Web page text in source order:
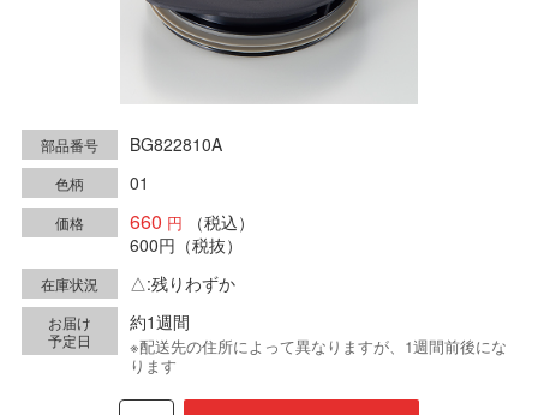
部品番号 BG822810A
色柄 01
価格 660
（税込）
600円 （税抜）
在庫状況 △:残りわずか
お届け
予定日
約1週間
※配送先の住所によって異なりますが、1週間前後にな
ります